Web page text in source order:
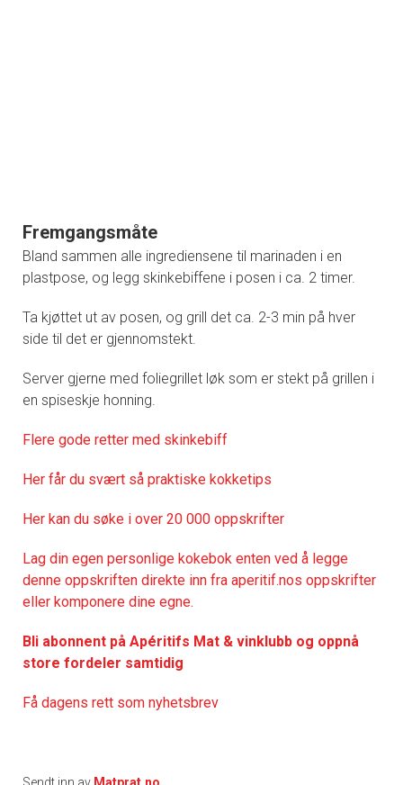
Fremgangsmåte
Bland sammen alle ingrediensene til marinaden i en
plastpose, og legg skinkebiffene i posen i ca. 2 timer.
Ta kjøttet ut av posen, og grill det ca. 2-3 min på hver
side til det er gjennomstekt.
Server gjerne med foliegrillet løk som er stekt på grillen i
en spiseskje honning.
Flere gode retter med skinkebiff
Her får du svært så praktiske kokketips
Her kan du søke i over 20 000 oppskrifter
Lag din egen personlige kokebok enten ved å legge
denne oppskriften direkte inn fra aperitif.nos oppskrifter
eller komponere dine egne.
Bli abonnent på Apéritifs Mat & vinklubb og oppnå
store fordeler samtidig
Få dagens rett som nyhetsbrev